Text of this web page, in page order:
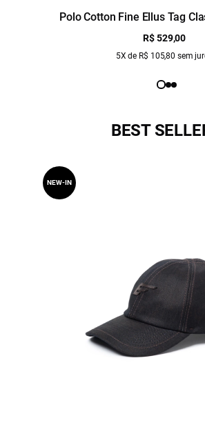
Polo Cotton Fine Ellus Tag
R$ 529,00
5X de R$ 105,80 sem
BEST
NEW-IN